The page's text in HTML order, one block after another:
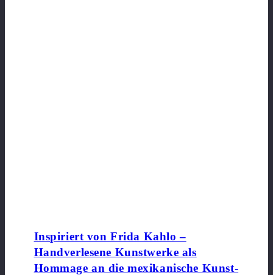
Inspiriert von Frida Kahlo –
Handverlesene Kunstwerke als
Hommage an die mexikanische Kunst-